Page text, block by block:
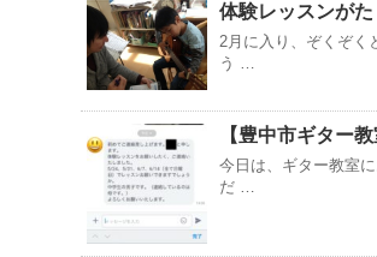
体験レッスンが
2月に入り、ぞくぞく
う …
【豊中市ギター
今日は、ギター教室
だ …